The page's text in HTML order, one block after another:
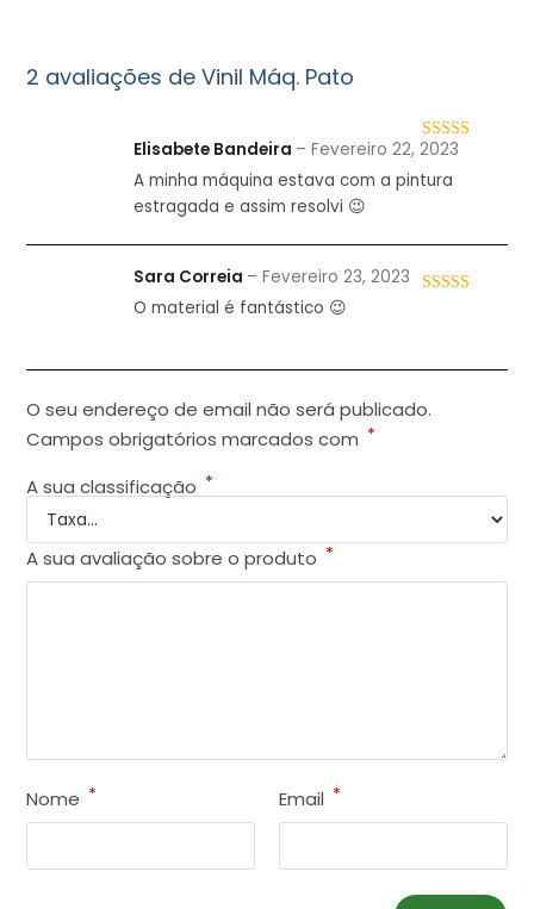
2 avaliações deVinil Máq. Pato
Avaliação
de 5
Elisabete Bandeira – Fevereiro 22, 2023
A minha máquina estava com a pintura
estragada e assim resolvi 😉
Sara Correia – Fevereiro 23, 2023
O material é fantástico 😉
O seu endereço de email não será publicado.
Campos obrigatórios marcados com *
A sua classificação *
A sua avaliação sobre o produto *
Nome * Email *